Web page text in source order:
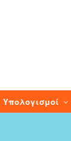
Υπολογισμοί